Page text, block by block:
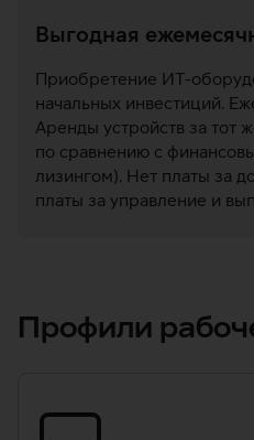
Выгодная
Приобретение ИТ-
начальных инвестиций.
Аренды устройств за тот
по сравнению с
лизингом). Нет платы за
платы за управление и
Профили